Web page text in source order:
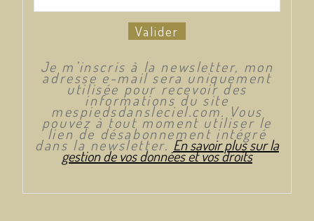
Valider
Je m’inscris à la newsletter, mon
adresse e-mail sera uniquement
utilisée pour recevoir des
informations du site
mespiedsdansleciel.com. Vous
pouvez à tout moment utiliser le
lien de désabonnement intégré
dans la newsletter.En savoir plus sur la
gestion de vos données et vos droits